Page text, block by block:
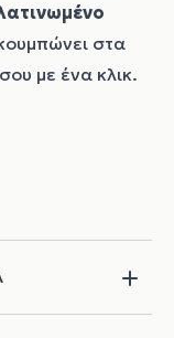
στα
με ένα κλικ.